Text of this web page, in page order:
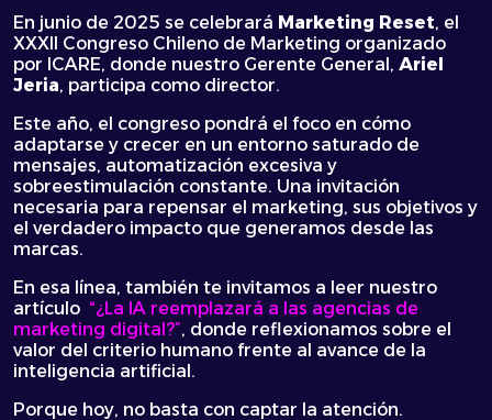
En junio de 2025 se celebrará Marketing Reset, el
XXXII Congreso Chileno de Marketing organizado
por ICARE, donde nuestro Gerente General, Ariel
Jeria, participa como director.
Este año, el congreso pondrá el foco en cómo
adaptarse y crecer en un entorno saturado de
mensajes, automatización excesiva y
sobreestimulación constante. Una invitación
necesaria para repensar el marketing, sus objetivos y
el verdadero impacto que generamos desde las
marcas.
En esa línea, también te invitamos a leer nuestro
artículo “¿La IA reemplazará a las agencias de
marketing digital?”, donde reflexionamos sobre el
valor del criterio humano frente al avance de la
inteligencia artificial.
Porque hoy, no basta con captar la atención.